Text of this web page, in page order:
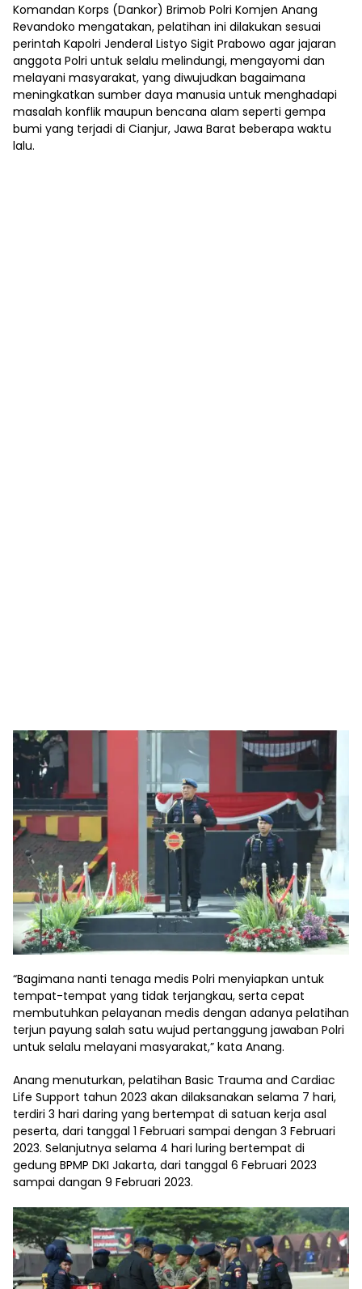
Komandan Korps (Dankor) Brimob Polri Komjen Anang
Revandoko mengatakan, pelatihan ini dilakukan sesuai
perintah Kapolri Jenderal Listyo Sigit Prabowo agar jajaran
anggota Polri untuk selalu melindungi, mengayomi dan
melayani masyarakat, yang diwujudkan bagaimana
meningkatkan sumber daya manusia untuk menghadapi
masalah konflik maupun bencana alam seperti gempa
bumi yang terjadi di Cianjur, Jawa Barat beberapa waktu
lalu.
“Bagimana nanti tenaga medis Polri menyiapkan untuk
tempat-tempat yang tidak terjangkau, serta cepat
membutuhkan pelayanan medis dengan adanya pelatihan
terjun payung salah satu wujud pertanggung jawaban Polri
untuk selalu melayani masyarakat,” kata Anang.
Anang menuturkan, pelatihan Basic Trauma and Cardiac
Life Support tahun 2023 akan dilaksanakan selama 7 hari,
terdiri 3 hari daring yang bertempat di satuan kerja asal
peserta, dari tanggal 1 Februari sampai dengan 3 Februari
2023. Selanjutnya selama 4 hari luring bertempat di
gedung BPMP DKI Jakarta, dari tanggal 6 Februari 2023
sampai dangan 9 Februari 2023.